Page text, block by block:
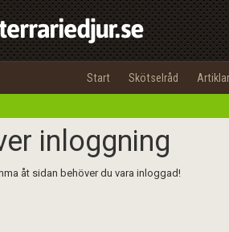
Start Skötselråd Artiklar
inloggning
åt sidan behöver du vara inloggad!